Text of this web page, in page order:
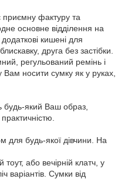
фактуру та
основне відділення на
кишені для
друга без застібки.
регульований ремінь і
Вам носити сумку як у руках,
будь-який Ваш образ,
для будь-якої дівчини. На
тоут, або вечірній клатч, у
варіантів. Сумки від